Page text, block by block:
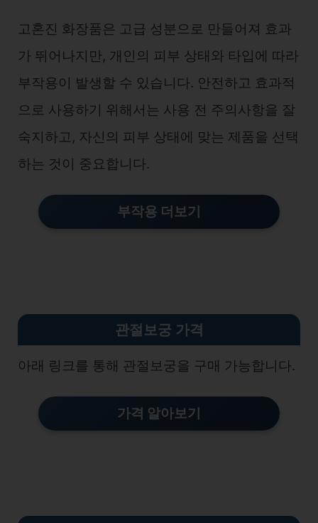
고혼진 화장품은 고급 성분으로 만들어져 효과
가 뛰어나지만, 개인의 피부 상태와 타입에 따라
부작용이 발생할 수 있습니다. 안전하고 효과적
으로 사용하기 위해서는 사용 전 주의사항을 잘
숙지하고, 자신의 피부 상태에 맞는 제품을 선택
하는 것이 중요합니다.
부작용 더보기
관절보궁 가격
아래 링크를 통해 관절보궁을 구매 가능합니다.
가격 알아보기